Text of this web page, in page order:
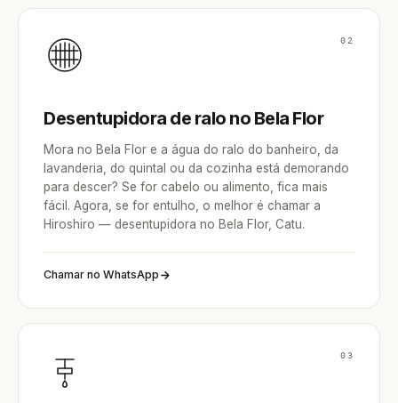
02
Desentupidora de ralo no Bela Flor
Mora no Bela Flor e a água do ralo do banheiro, da
lavanderia, do quintal ou da cozinha está demorando
para descer? Se for cabelo ou alimento, fica mais
fácil. Agora, se for entulho, o melhor é chamar a
Hiroshiro — desentupidora no Bela Flor, Catu.
Chamar no WhatsApp
03